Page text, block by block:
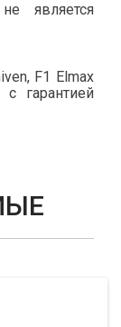
является
F1 Elmax
гарантией